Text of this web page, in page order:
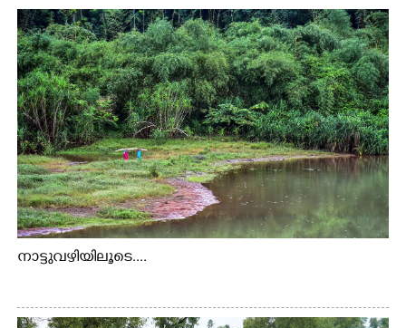
നാട്ടുവഴിയിലൂടെ....